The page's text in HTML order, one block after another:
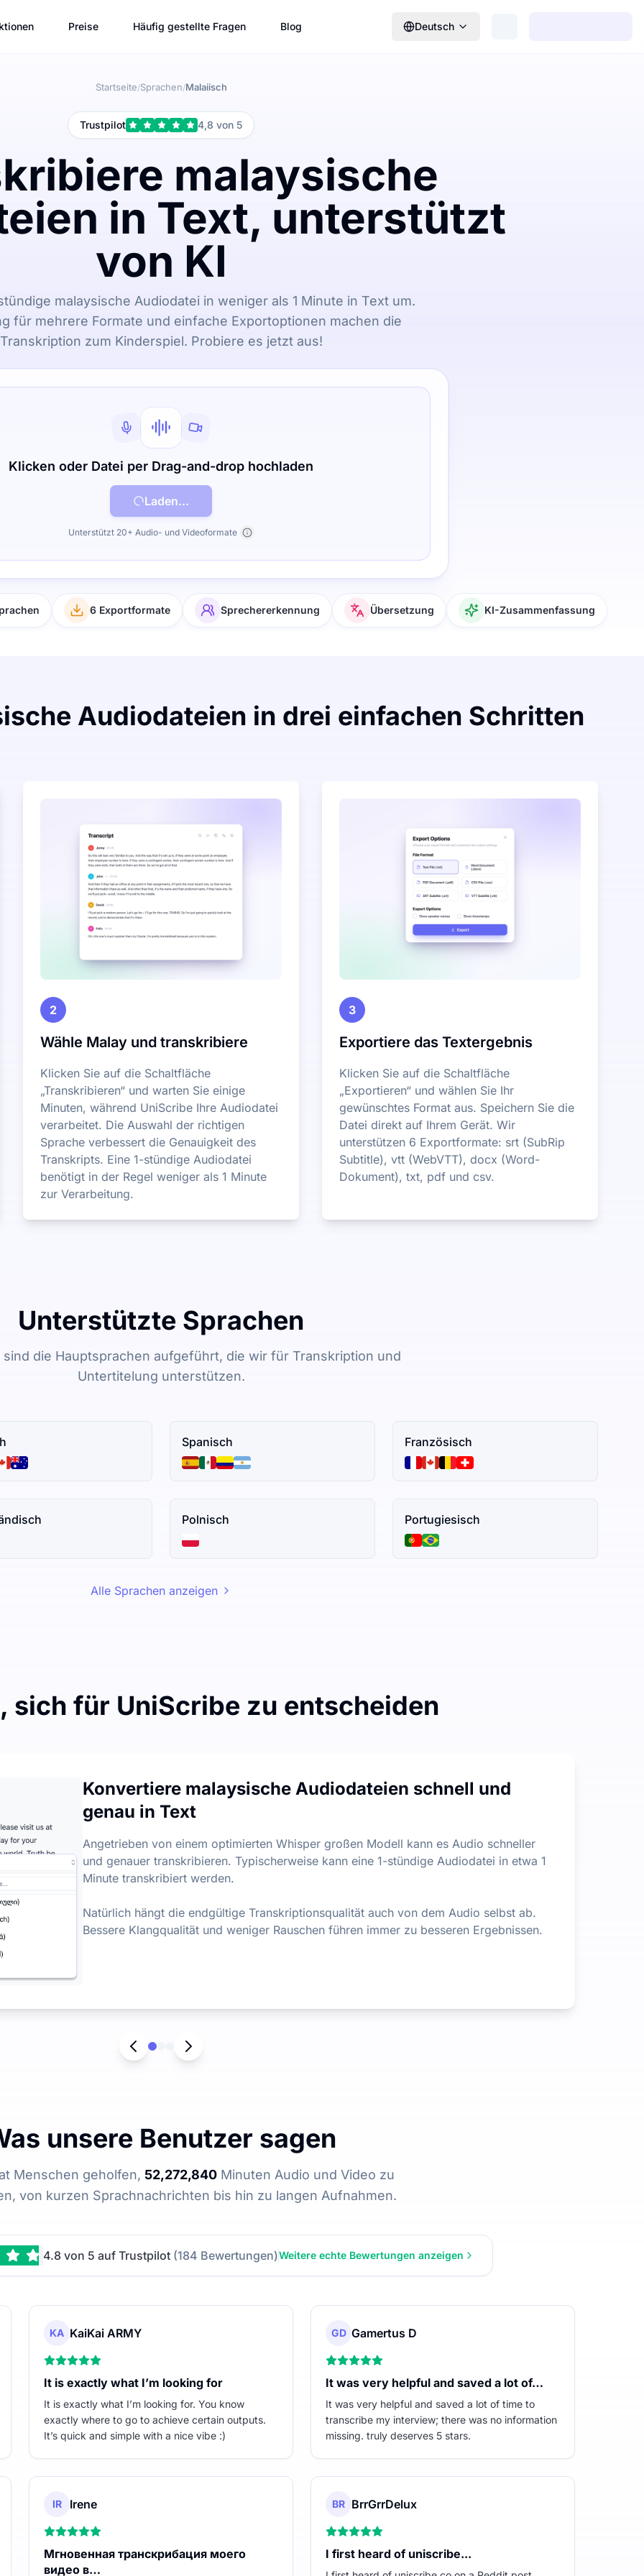
Preise Häufig gestellte Fragen Blog Deutsch
Startseite/Sprachen/Malaiisch
Trustpilot 4,8 von 5
malaysische
in Text, unterstützt
von KI
malaysische Audiodatei in weniger als 1 Minute in Text um.
für mehrere Formate und einfache Exportoptionen machen die
Transkription zum Kinderspiel. Probiere es jetzt aus!
Klicken oder Datei per Drag-and-drop hochladen
Laden...
Unterstützt 20+ Audio- und Videoformate
6 Exportformate Sprechererkennung Übersetzung KI-Zusammenfassung
Audiodateien in drei einfachen Schritten
2
Wähle Malay und transkribiere
Klicken Sie auf die Schaltfläche
„Transkribieren“ und warten Sie einige
Minuten, während UniScribe Ihre Audiodatei
verarbeitet. Die Auswahl der richtigen
Sprache verbessert die Genauigkeit des
Transkripts. Eine 1-stündige Audiodatei
benötigt in der Regel weniger als 1 Minute
zur Verarbeitung.
3
Exportiere das Textergebnis
Klicken Sie auf die Schaltfläche
„Exportieren“ und wählen Sie Ihr
gewünschtes Format aus. Speichern Sie die
Datei direkt auf Ihrem Gerät. Wir
unterstützen 6 Exportformate: srt (SubRip
Subtitle), vtt (WebVTT), docx (Word-
Dokument), txt, pdf und csv.
Unterstützte Sprachen
sind die Hauptsprachen aufgeführt, die wir für Transkription und
Untertitelung unterstützen.
Spanisch Französisch
Polnisch Portugiesisch
Alle Sprachen anzeigen
sich für UniScribe zu entscheiden
Transkription, mit einem täglichen Limit von 3 Dateien. Es gibt keine Einschränkungen hinsichtlich der
hinaus
Schlüsselpunkte aus Audio- und Videodateien generieren, um Ihnen zu helfen, die wichtigsten Informationen aus
Konvertiere malaysische Audiodateien schnell und
genau in Text
Angetrieben von einem optimierten Whisper großen Modell kann es Audio schneller
und genauer transkribieren. Typischerweise kann eine 1-stündige Audiodatei in etwa 1
Minute transkribiert werden.
Natürlich hängt die endgültige Transkriptionsqualität auch von dem Audio selbst ab.
Bessere Klangqualität und weniger Rauschen führen immer zu besseren Ergebnissen.
unsere Benutzer sagen
Menschen geholfen, 52,272,840 Minuten Audio und Video zu
von kurzen Sprachnachrichten bis hin zu langen Aufnahmen.
4.8 von 5 auf Trustpilot (184 Bewertungen)Weitere echte Bewertungen anzeigen
KA KaiKai ARMY
It is exactly what I’m looking for
It is exactly what I’m looking for. You know
exactly where to go to achieve certain outputs.
It’s quick and simple with a nice vibe :)
GD Gamertus D
It was very helpful and saved a lot of…
It was very helpful and saved a lot of time to
transcribe my interview; there was no information
missing. truly deserves 5 stars.
IR Irene
Мгновенная транскрибация моего
видео в…
BR BrrGrrDelux
I first heard of uniscribe...